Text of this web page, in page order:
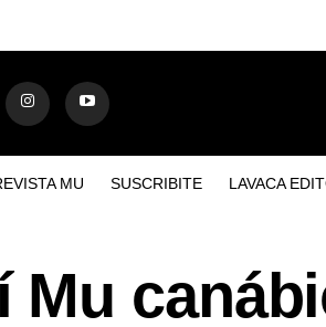
MU SUSCRIBITE LAVACA
Mu